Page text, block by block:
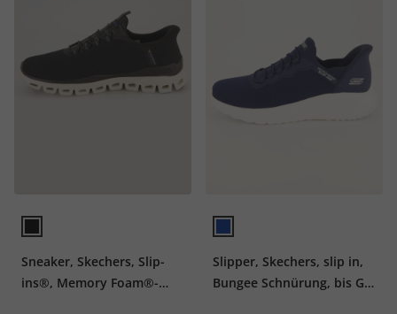
Sneaker, Skechers, Slip-
ins®, Memory Foam®-
Slipper, Skechers, slip in,
Bungee Schnürung, bis Gr,